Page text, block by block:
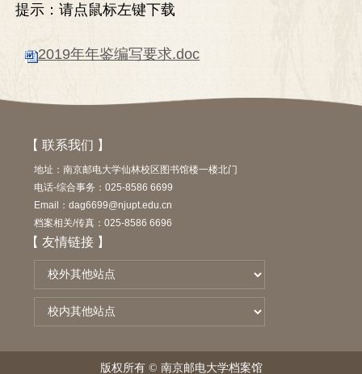
提示：请点鼠标左键下载
2019年年鉴编写要求.doc
【 联系我们 】
地址：南京邮电大学仙林校区图书馆楼一楼北门
电话-综合事务：025-8586 6699
Email：dag6699@njupt.edu.cn
档案相关/传真：025-8586 6696
【 友情链接 】
版权所有 © 南京邮电大学档案馆